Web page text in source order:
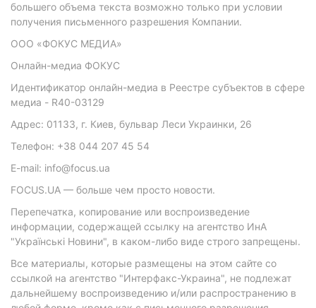
большего объема текста возможно только при условии
получения письменного разрешения Компании.
ООО «ФОКУС МЕДИА»
Онлайн-медиа ФОКУС
Идентификатор онлайн-медиа в Реестре субъектов в сфере
медиа - R40-03129
Адрес: 01133, г. Киев, бульвар Леси Украинки, 26
Телефон: +38 044 207 45 54
E-mail: info@focus.ua
FOCUS.UA — больше чем просто новости.
Перепечатка, копирование или воспроизведение
информации, содержащей ссылку на агентство ИнА
"Українські Новини", в каком-либо виде строго запрещены.
Все материалы, которые размещены на этом сайте со
ссылкой на агентство "Интерфакс-Украина", не подлежат
дальнейшему воспроизведению и/или распространению в